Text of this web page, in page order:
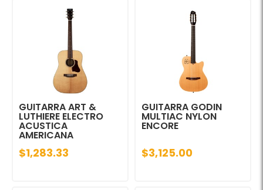
GUITARRA ART &
LUTHIERE ELECTRO
ACUSTICA
AMERICANA
$1,283.33
GUITARRA GODIN
MULTIAC NYLON
ENCORE
$3,125.00